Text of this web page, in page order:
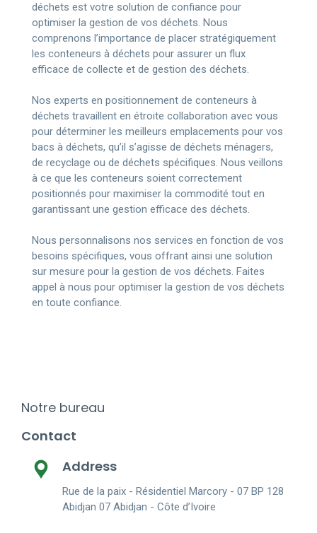
déchets est votre solution de confiance pour
optimiser la gestion de vos déchets. Nous
comprenons l’importance de placer stratégiquement
les conteneurs à déchets pour assurer un flux
efficace de collecte et de gestion des déchets.
Nos experts en positionnement de conteneurs à
déchets travaillent en étroite collaboration avec vous
pour déterminer les meilleurs emplacements pour vos
bacs à déchets, qu’il s’agisse de déchets ménagers,
de recyclage ou de déchets spécifiques. Nous veillons
à ce que les conteneurs soient correctement
positionnés pour maximiser la commodité tout en
garantissant une gestion efficace des déchets.
Nous personnalisons nos services en fonction de vos
besoins spécifiques, vous offrant ainsi une solution
sur mesure pour la gestion de vos déchets. Faites
appel à nous pour optimiser la gestion de vos déchets
en toute confiance.
Notre bureau
Contact
Address
Rue de la paix - Résidentiel Marcory - 07 BP 128
Abidjan 07 Abidjan - Côte d’Ivoire